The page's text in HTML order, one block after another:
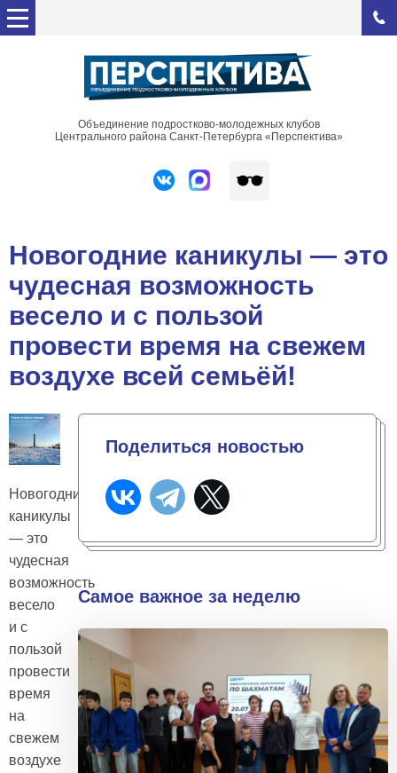
Объединение подростково-молодежных клубов
Центрального района Санкт-Петербурга «Перспектива»
Новогодние каникулы — это
чудесная возможность
весело и с пользой
провести время на свежем
воздухе всей семьёй!
Новогодние
каникулы
— это
чудесная
возможность
весело
и с
пользой
провести
время
на
свежем
воздухе
Поделиться новостью
Самое важное за неделю